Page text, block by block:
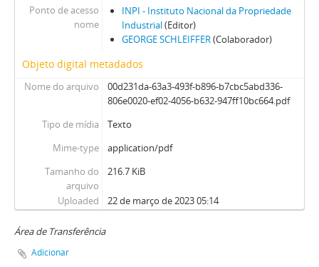
Ponto de acesso
nome
INPI - Instituto Nacional da Propriedade
Industrial(Editor)
GEORGE SCHLEIFFER(Colaborador)
Objeto digital metadados
Nome do arquivo
00d231da-63a3-493f-b896-b7cbc5abd336-
806e0020-ef02-4056-b632-947ff10bc664.pdf
Tipo de mídia
Texto
Mime-type
application/pdf
Tamanho do
arquivo
216.7 KiB
Uploaded 22 de março de 2023 05:14
Área de Transferência
Adicionar